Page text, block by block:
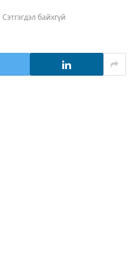
Сэтгэгдэл байхгүй